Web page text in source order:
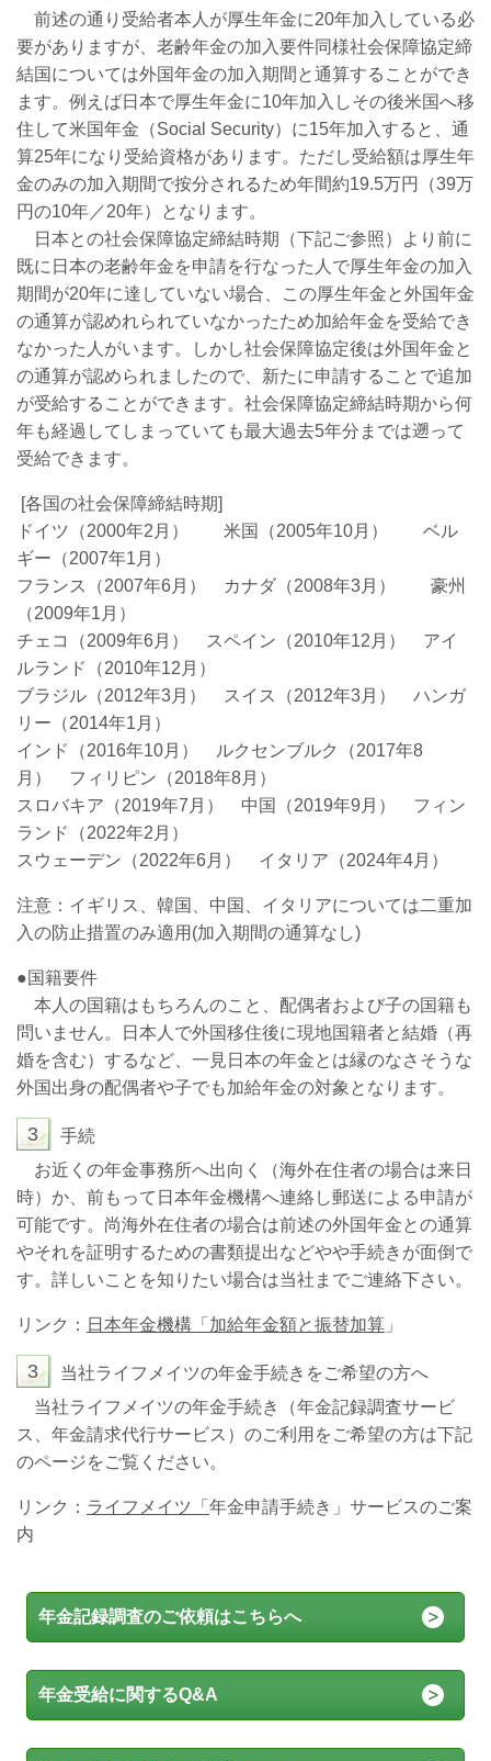
前述の通り受給者本人が厚生年金に20年加入している必
要がありますが、老齢年金の加入要件同様社会保障協定締
結国については外国年金の加入期間と通算することができ
ます。例えば日本で厚生年金に10年加入しその後米国へ移
住して米国年金（Social Security）に15年加入すると、通
算25年になり受給資格があります。ただし受給額は厚生年
金のみの加入期間で按分されるため年間約19.5万円（39万
円の10年／20年）となります。
日本との社会保障協定締結時期（下記ご参照）より前に
既に日本の老齢年金を申請を行なった人で厚生年金の加入
期間が20年に達していない場合、この厚生年金と外国年金
の通算が認めれられていなかったため加給年金を受給でき
なかった人がいます。しかし社会保障協定後は外国年金と
の通算が認められましたので、新たに申請することで追加
が受給することができます。社会保障協定締結時期から何
年も経過してしまっていても最大過去5年分までは遡って
受給できます。
[各国の社会保障締結時期]
ドイツ（2000年2月） 米国（2005年10月） ベル
ギー（2007年1月）
フランス（2007年6月） カナダ（2008年3月） 豪州
（2009年1月）
チェコ（2009年6月） スペイン（2010年12月） アイ
ルランド（2010年12月）
ブラジル（2012年3月） スイス（2012年3月） ハンガ
リー（2014年1月）
インド（2016年10月） ルクセンブルク（2017年8
月） フィリピン（2018年8月）
スロバキア（2019年7月） 中国（2019年9月） フィン
ランド（2022年2月）
スウェーデン（2022年6月） イタリア（2024年4月）
注意：イギリス、韓国 中国、イタリアについては二重加
入の防止措置のみ適用(加入期間の通算なし)
●国籍要件
本人の国籍はもちろんのこと、配偶者および子の国籍も
問いません。日本人で外国移住後に現地国籍者と結婚（再
婚を含む）するなど、一見日本の年金とは縁のなさそうな
外国出身の配偶者や子でも加給年金の対象となります。
3
手続
お近くの年金事務所へ出向く（海外在住者の場合は来日
時）か、前もって日本年金機構へ連絡し郵送による申請が
可能です。尚海外在住者の場合は前述の外国年金との通算
やそれを証明するための書類提出などやや手続きが面倒で
す。詳しいことを知りたい場合は当社までご連絡下さい。
リンク： 日本年金機構「加給年金額と振替加算 」
3
当社ライフメイツの年金手続きをご希望の方へ
当社ライフメイツの年金手続き（年金記録調査サービ
ス、年金請求代行サービス）のご利用をご希望の方は下記
のページをご覧ください。
リンク： ライフメイツ「 年金申請手続き」サービスのご案
内
年金記録調査のご依頼はこちらへ
年金受給に関するQ&A